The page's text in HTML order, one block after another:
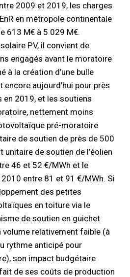
2009 et 2019, les charges
en métropole continentale
613 M€ à 5 029 M€.
PV, il convient de
engagés avant le moratoire
à la création d’une bulle
aujourd’hui pour près
en 2019, et les soutiens
nettement moins
pré-moratoire
de soutien de près de 500
unitaire de soutien de l’éolien
46 et 52 €/MWh et le
entre 81 et 91 €/MWh. Si
des petites
en toiture via le
de soutien en guichet
volume relativement faible (à
rythme anticipé pour
son impact budgétaire
de ses coûts de production